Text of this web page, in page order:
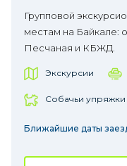
Групповой
местам на Байкале:
Песчаная и КБЖД.
Экскурсии
Собачьи упряжки
Ближайшие даты